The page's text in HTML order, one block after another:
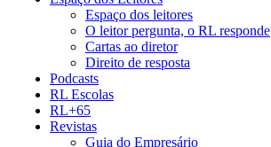
Espaço dos leitores
O leitor pergunta, o RL responde
Cartas ao diretor
Direito de resposta
Podcasts
RL Escolas
RL+65
Revistas
Guia do Empresário